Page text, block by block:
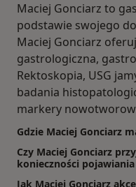
Maciej Gonciarz to
podstawie swojego
Maciej Gonciarz
gastrologiczna,
Rektoskopia, USG
badania
markery
Gdzie Maciej Gonciarz
Czy Maciej Gonciarz
konieczności
Jak Maciej Gonciarz